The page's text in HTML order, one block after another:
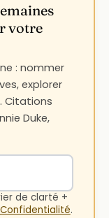
votre
: nommer
explorer
Citations
Duke,
de clarté +
Confidentialité.